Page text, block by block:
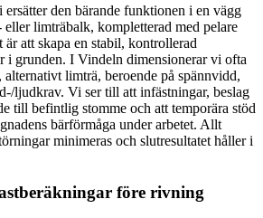
den bärande funktionen i en vägg
eller limträbalk, kompletterad med pelare
att skapa en stabil, kontrollerad
i grunden. I Vindeln dimensionerar vi ofta
limträ, beroende på spännvidd,
ljudkrav. Vi ser till att infästningar, beslag
till befintlig stomme och att temporära stöd
bärförmåga under arbetet. Allt
minimeras och slutresultatet håller i
före rivning